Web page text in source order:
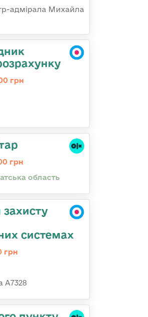
адмірала Михайла
грн
грн
область
захисту
системах
грн
А7328